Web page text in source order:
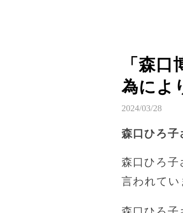
「森
為によ
2024/03/28
森口ひろ子
森口ひろ子
言われてい